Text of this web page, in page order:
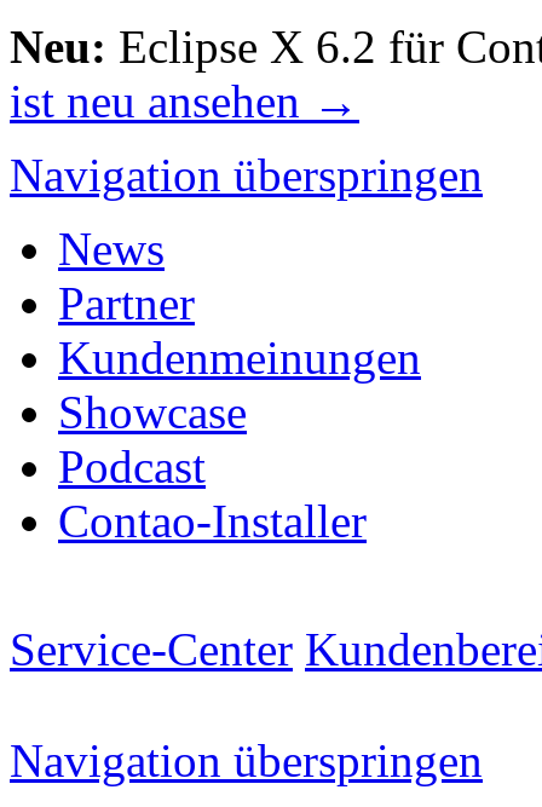
Neu: Eclipse X 6.2 für
ist neu ansehen →
Navigation überspringen
News
Partner
Kundenmeinungen
Showcase
Podcast
Contao-Installer
Service-Center
Navigation überspringen